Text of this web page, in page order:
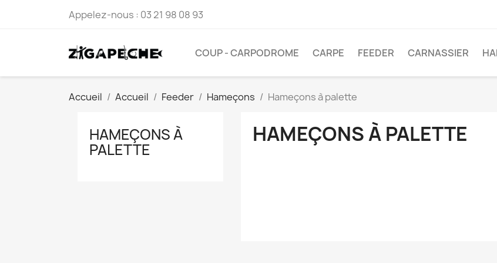
Appelez-nous : 03 21 98 08 93
COUP - CARPODROME CARPE FEEDER CARNASSIER
Accueil Accueil Feeder Hameçons Hameçons à palette
HAMEÇONS À
PALETTE
HAMEÇONS À PALETTE